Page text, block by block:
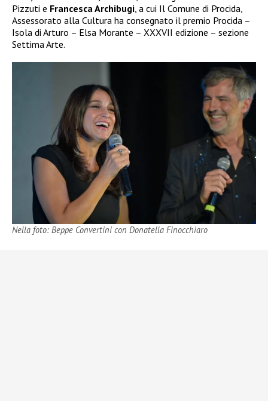
Pizzuti e Francesca Archibugi , a cui Il Comune di Procida,
Assessorato alla Cultura ha consegnato il premio Procida –
Isola di Arturo – Elsa Morante – XXXVII edizione – sezione
Settima Arte.
Nella foto: Beppe Convertini con Donatella Finocchiaro